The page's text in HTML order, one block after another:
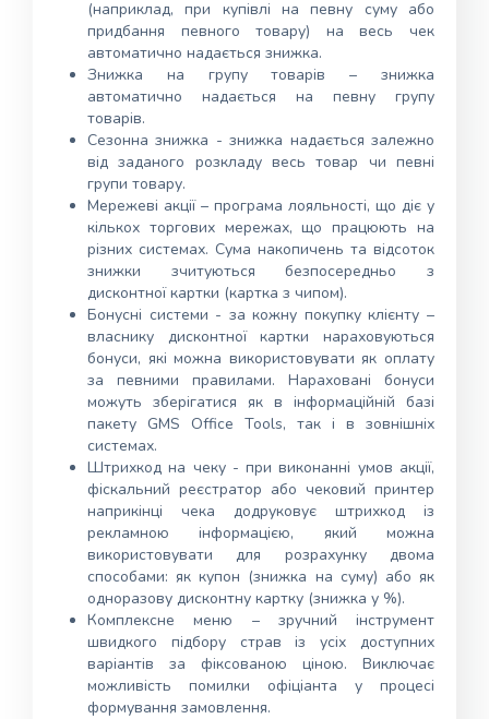
(наприклад, при купівлі на певну суму або
придбання певного товару) на весь чек
автоматично надається знижка.
Знижка на групу товарів – знижка
автоматично надається на певну групу
товарів.
Сезонна знижка - знижка надається залежно
від заданого розкладу весь товар чи певні
групи товару.
Мережеві акції – програма лояльності, що діє у
кількох торгових мережах, що працюють на
різних системах. Сума накопичень та відсоток
знижки зчитуються безпосередньо з
дисконтної картки (картка з чипом).
Бонусні системи - за кожну покупку клієнту –
власнику дисконтної картки нараховуються
бонуси, які можна використовувати як оплату
за певними правилами. Нараховані бонуси
можуть зберігатися як в інформаційній базі
пакету GMS Office Tools, так і в зовнішніх
системах.
Штрихкод на чеку - при виконанні умов акції,
фіскальний реєстратор або чековий принтер
наприкінці чека додруковує штрихкод із
рекламною інформацією, який можна
використовувати для розрахунку двома
способами: як купон (знижка на суму) або як
одноразову дисконтну картку (знижка у %).
Комплексне меню – зручний інструмент
швидкого підбору страв із усіх доступних
варіантів за фіксованою ціною. Виключає
можливість помилки офіціанта у процесі
формування замовлення.